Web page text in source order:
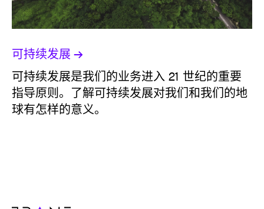
可持续发展
可持续发展是我们的业务进入 21 世纪的重要
指导原则。了解可持续发展对我们和我们的地
球有怎样的意义。